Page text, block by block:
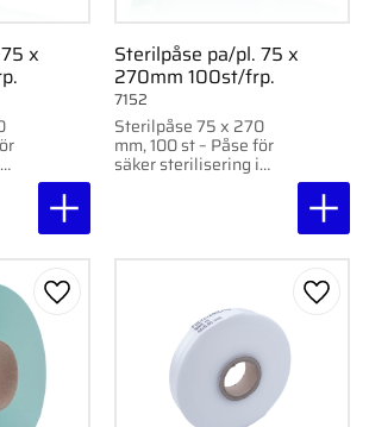
x Sterilpåse pa/pl. 75 x
270mm 100st/frp.
Sterilpåse 75 x 270
mm, 100 st – Påse för
säker sterilisering i
7152
Lägg till i favoriter Lägg